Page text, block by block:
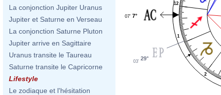
La conjonction Jupiter Uranus
Jupiter et Saturne en Verseau
La conjonction Saturne Pluton
Jupiter arrive en Sagittaire
Uranus transite le Taureau
Saturne transite le Capricorne
Lifestyle
Le zodiaque et l'hésitation
1
2
12
7°
07'
29°
03'